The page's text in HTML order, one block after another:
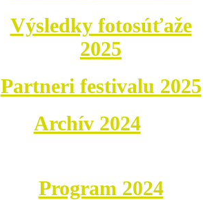
Výsledky fotosúťaže
2025
Partneri festivalu 2025
Archív 2024
Program 2024